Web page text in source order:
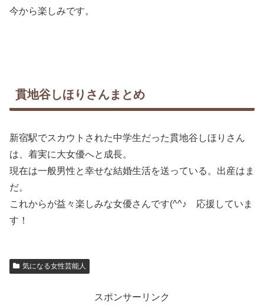
今から楽しみです。
貫地谷しほりさんまとめ
新宿駅でスカウトされた中学生だった貫地谷しほりさん
は、着実に大女優へと成長。
現在は一般男性と幸せな結婚生活を送っている。出産はま
だ。
これからが益々楽しみな女優さんです(^^♪ 応援していま
す！
気になる女性芸能人
スポンサーリンク